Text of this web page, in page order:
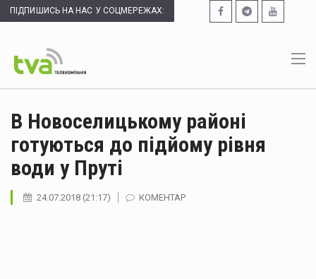
ПІДПИШИСЬ НА НАС У СОЦМЕРЕЖАХ:
В Новоселицькому районі
готуються до підйому рівня
води у Пруті
24.07.2018 (21:17) КОМЕНТАР